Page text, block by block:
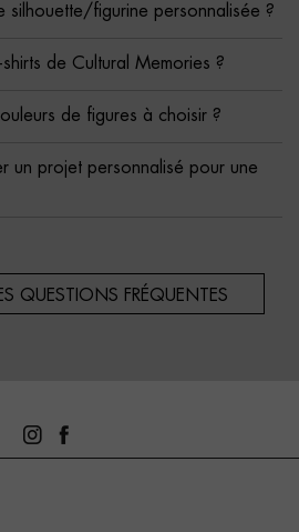
silhouette/figurine personnalisée ?
de Cultural Memories ?
de figures à choisir ?
un projet personnalisé pour une
QUESTIONS FRÉQUENTES